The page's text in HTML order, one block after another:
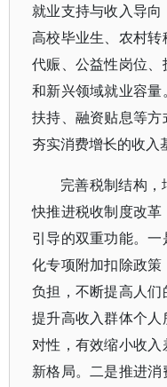
就业支持与收入导
高校毕业生、农村
代赈、公益性岗位
和新兴领域就业容
扶持、融资贴息等方
夯实消费增长的收入
完善税制结构
快推进税收制度改
引导的双重功能。
化专项附加扣除政
负担，不断提高人
提升高收入群体个
对性，有效缩小收
新格局。二是推进